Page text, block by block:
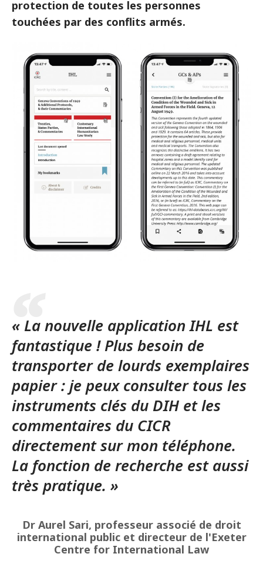
protection de toutes les personnes
touchées par des conflits armés.
« La nouvelle application IHL est
fantastique ! Plus besoin de
transporter de lourds exemplaires
papier : je peux consulter tous les
instruments clés du DIH et les
commentaires du CICR
directement sur mon téléphone.
La fonction de recherche est aussi
très pratique. »
Dr Aurel Sari, professeur associé de droit
international public et directeur de l'Exeter
Centre for International Law